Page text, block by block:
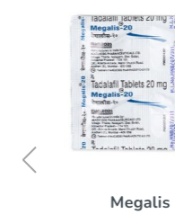
Megalis